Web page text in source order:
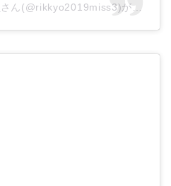
さん(@rikkyo2019miss3)がシェアした投稿 –